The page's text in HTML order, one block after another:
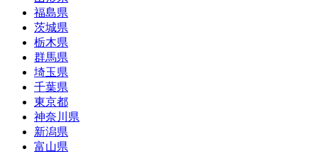
福島県
茨城県
栃木県
群馬県
埼玉県
千葉県
東京都
神奈川県
新潟県
富山県